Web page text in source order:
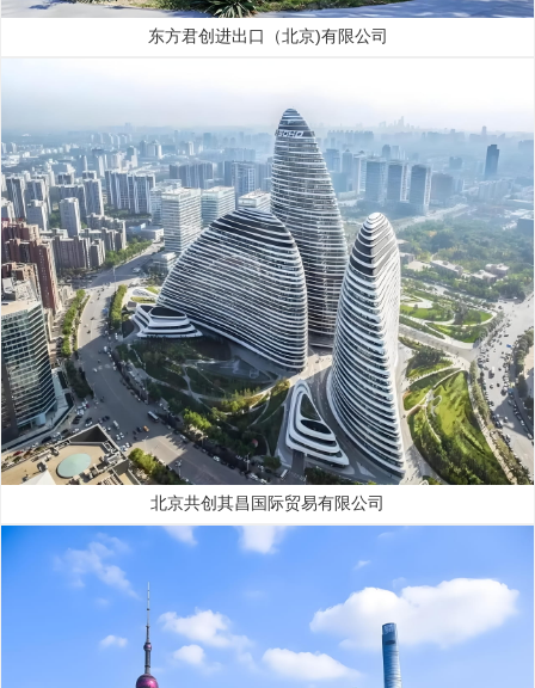
东方君创进出口（北京)有限公司
北京共创其昌国际贸易有限公司